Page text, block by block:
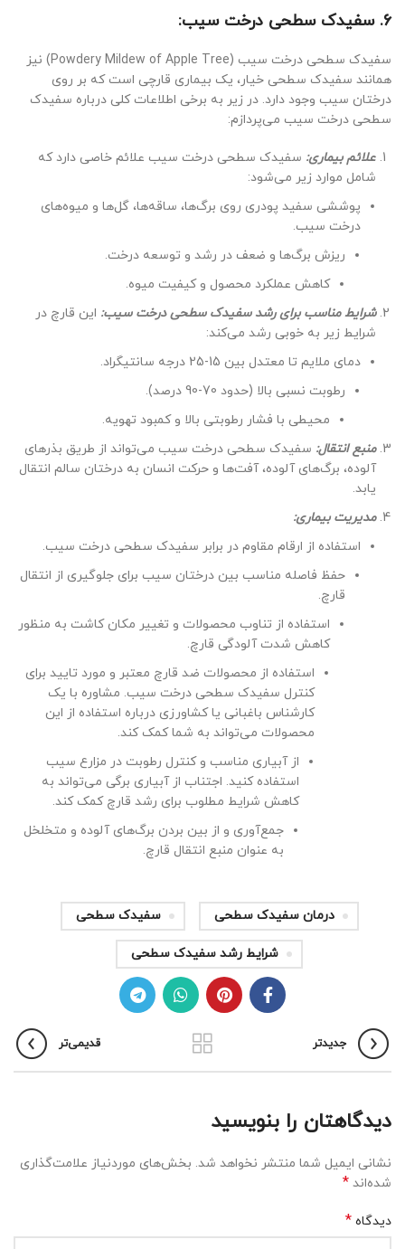
6. سفیدک سطحی درخت سیب:
سفیدک سطحی درخت سیب (Powdery Mildew of Apple Tree) نیز
همانند سفیدک سطحی خیار، یک بیماری قارچی است که بر روی
درختان سیب وجود دارد. در زیر به برخی اطلاعات کلی درباره سفیدک
سطحی درخت سیب می‌پردازم:
علائم بیماری: سفیدک سطحی درخت سیب علائم خاصی دارد که
شامل موارد زیر می‌شود:
پوششی سفید پودری روی برگ‌ها، ساقه‌ها، گل‌ها و میوه‌های
درخت سیب.
ریزش برگ‌ها و ضعف در رشد و توسعه درخت.
کاهش عملکرد محصول و کیفیت میوه.
شرایط مناسب برای رشد سفیدک سطحی درخت سیب: این قارچ در
شرایط زیر به خوبی رشد می‌کند:
دمای ملایم تا معتدل بین 15-25 درجه سانتیگراد.
رطوبت نسبی بالا (حدود 70-90 درصد).
محیطی با فشار رطوبتی بالا و کمبود تهویه.
منبع انتقال: سفیدک سطحی درخت سیب می‌تواند از طریق بذرهای
آلوده، برگ‌های آلوده، آفت‌ها و حرکت انسان به درختان سالم انتقال
یابد.
مدیریت بیماری:
استفاده از ارقام مقاوم در برابر سفیدک سطحی درخت سیب.
حفظ فاصله مناسب بین درختان سیب برای جلوگیری از انتقال
قارچ.
استفاده از تناوب محصولات و تغییر مکان کاشت به منظور
کاهش شدت آلودگی قارچ.
استفاده از محصولات ضد قارچ معتبر و مورد تایید برای
کنترل سفیدک سطحی درخت سیب. مشاوره با یک
کارشناس باغبانی یا کشاورزی درباره استفاده از این
محصولات می‌تواند به شما کمک کند.
از آبیاری مناسب و کنترل رطوبت در مزارع سیب
استفاده کنید. اجتناب از آبیاری برگی می‌تواند به
کاهش شرایط مطلوب برای رشد قارچ کمک کند.
جمع‌آوری و از بین بردن برگ‌های آلوده و متخلخل
به عنوان منبع انتقال قارچ.
درمان سفیدک سطحی سفیدک سطحی
شرایط رشد سفیدک سطحی
جدیدتر قدیمی‌تر
دیدگاهتان را بنویسید
نشانی ایمیل شما منتشر نخواهد شد. بخش‌های موردنیاز علامت‌گذاری
شده‌اند *
دیدگاه *